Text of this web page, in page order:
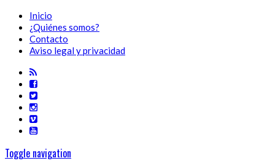
Inicio
¿Quiénes somos?
Contacto
Aviso legal y privacidad
Toggle navigation